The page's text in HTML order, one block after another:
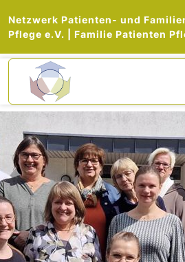
Netzwerk Patienten- und
Pflege e.V. | Familie Patienten